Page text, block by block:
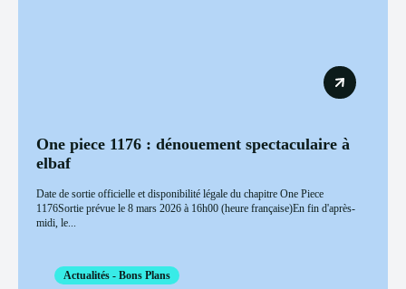
One piece 1176 : dénouement spectaculaire à
elbaf
Date de sortie officielle et disponibilité légale du chapitre One Piece
1176Sortie prévue le 8 mars 2026 à 16h00 (heure française)En fin d'après-
midi, le...
Actualités - Bons Plans